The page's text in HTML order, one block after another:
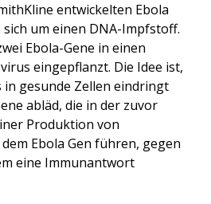
entwickelten Ebola
um einen DNA-Impfstoff.
Ebola-Gene in einen
eingepflanzt. Die Idee ist,
in gesunde Zellen eindringt
abläd, die in der zuvor
Produktion von
Ebola Gen führen, gegen
eine Immunantwort